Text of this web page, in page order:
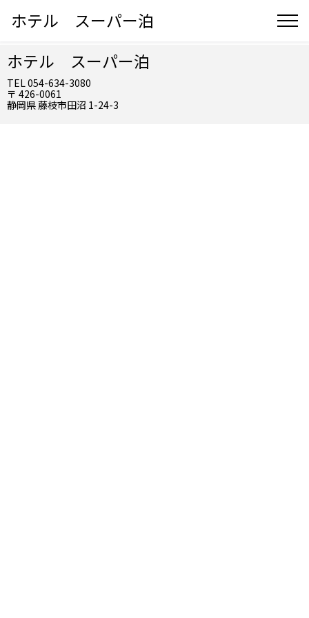
ホテル スーパー泊
ホテル スーパー泊
TEL 054-634-3080
〒 426-0061
静岡県 藤枝市田沼 1-24-3